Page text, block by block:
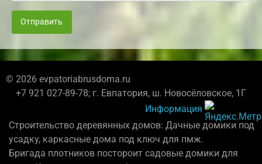
Отправить
© 2026 evpatoriabrusdoma.ru
+7 921 027-89-78; г. Евпатория, ш. Новосёловское, 1Г
Информация
Строительство деревянных домов: Дачные домики под
усадку, каркасные дома под ключ для пмж.
Бригада плотников постороит садовые домики для